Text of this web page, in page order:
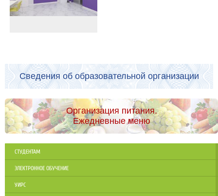
Сведения об образовательной организации
Организация питания.
Ежедневные меню
СТУДЕНТАМ
ЭЛЕКТРОННОЕ ОБУЧЕНИЕ
УИРС